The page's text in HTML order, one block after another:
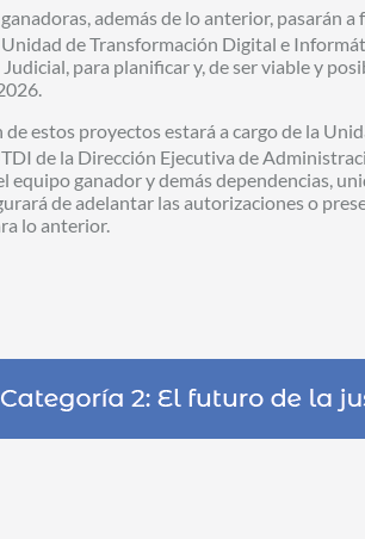
además de lo anterior, pasarán
de Transformación Digital e
para planificar y, de ser viable y
de estos proyectos estará a cargo de la
de la Dirección Ejecutiva de
equipo ganador y demás dependencias,
de adelantar las autorizaciones o
lo anterior.